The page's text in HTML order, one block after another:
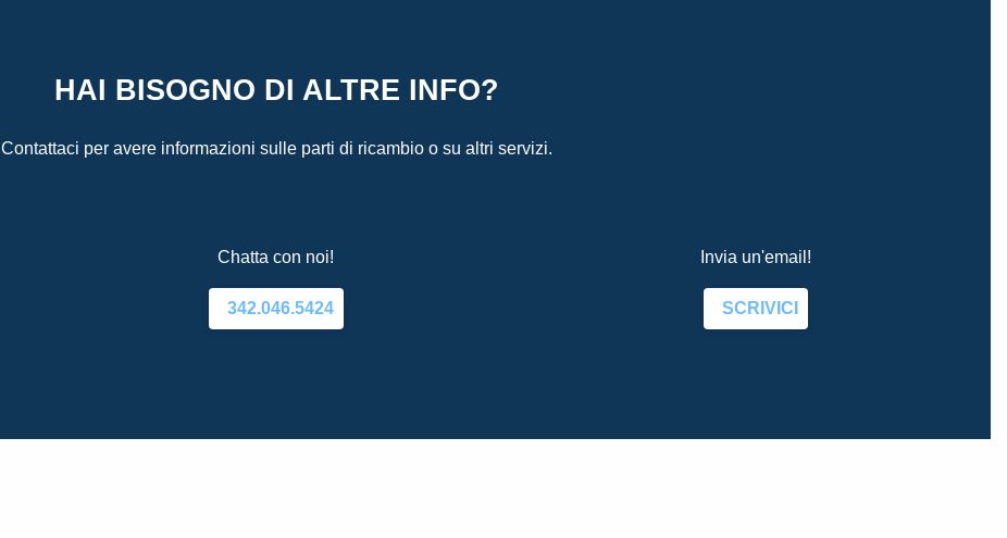
HAI BISOGNO DI ALTRE INFO?
Contattaci per avere informazioni sulle parti di ricambio o su altri servizi.
Chatta con noi!
342.046.5424
Invia un'email!
SCRIVICI